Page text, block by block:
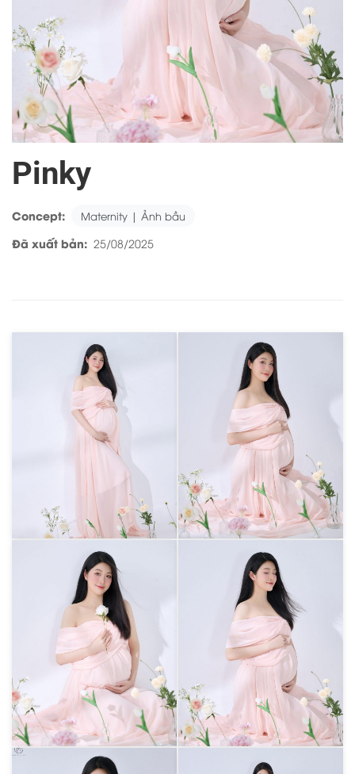
Pinky
Concept: Maternity | Ảnh bầu
Đã xuất bản: 25/08/2025